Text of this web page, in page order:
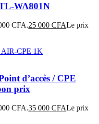
WA801N
CFA.25 000 CFALe prix
d’accès / CPE
prix
CFA.35 000 CFALe prix